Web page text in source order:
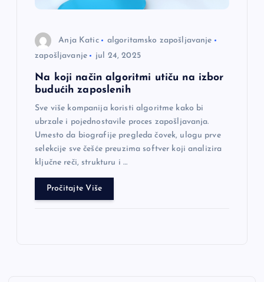
Anja Katic
algoritamsko zapošljavanje
zapošljavanje
jul 24, 2025
Na koji način algoritmi utiču na izbor
budućih zaposlenih
Sve više kompanija koristi algoritme kako bi
ubrzale i pojednostavile proces zapošljavanja.
Umesto da biografije pregleda čovek, ulogu prve
selekcije sve češće preuzima softver koji analizira
ključne reči, strukturu i …
Pročitajte Više